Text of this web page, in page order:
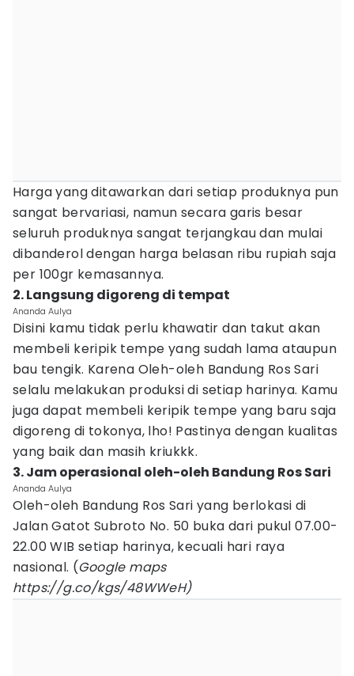
Harga yang ditawarkan dari setiap produknya pun
sangat bervariasi, namun secara garis besar
seluruh produknya sangat terjangkau dan mulai
dibanderol dengan harga belasan ribu rupiah saja
per 100gr kemasannya.
2. Langsung digoreng di tempat
Ananda Aulya
Disini kamu tidak perlu khawatir dan takut akan
membeli keripik tempe yang sudah lama ataupun
bau tengik. Karena Oleh-oleh Bandung Ros Sari
selalu melakukan produksi di setiap harinya. Kamu
juga dapat membeli keripik tempe yang baru saja
digoreng di tokonya, lho! Pastinya dengan kualitas
yang baik dan masih kriukkk.
3. Jam operasional oleh-oleh Bandung Ros Sari
Ananda Aulya
Oleh-oleh Bandung Ros Sari yang berlokasi di
Jalan Gatot Subroto No. 50 buka dari pukul 07.00-
22.00 WIB setiap harinya, kecuali hari raya
nasional. (Google maps
https://g.co/kgs/48WWeH)